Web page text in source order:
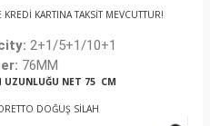
KARTINA TAKSİT MEVCUTTUR!
2+1/5+1/10+1
76MM
UZUNLUĞU NET 75 CM
DOĞUŞ SİLAH